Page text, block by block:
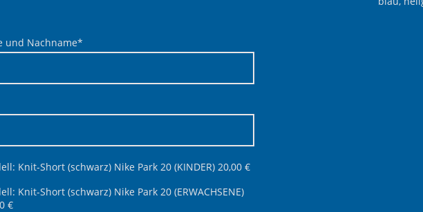
und Nachname*
Knit-Short (schwarz) Nike Park 20 (KINDER) 20,00 €
Knit-Short (schwarz) Nike Park 20 (ERWACHSENE)
€